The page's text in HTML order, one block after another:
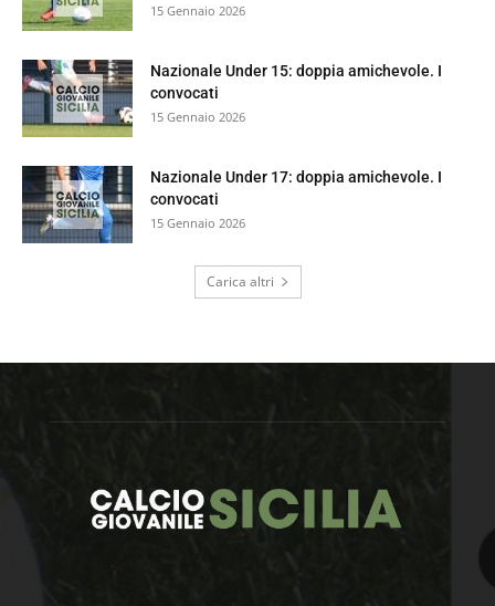
15 Gennaio 2026
Nazionale Under 15: doppia amichevole. I
convocati
15 Gennaio 2026
Nazionale Under 17: doppia amichevole. I
convocati
15 Gennaio 2026
Carica altri